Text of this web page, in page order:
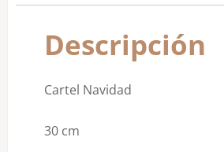
Descripción
Cartel Navidad
30 cm